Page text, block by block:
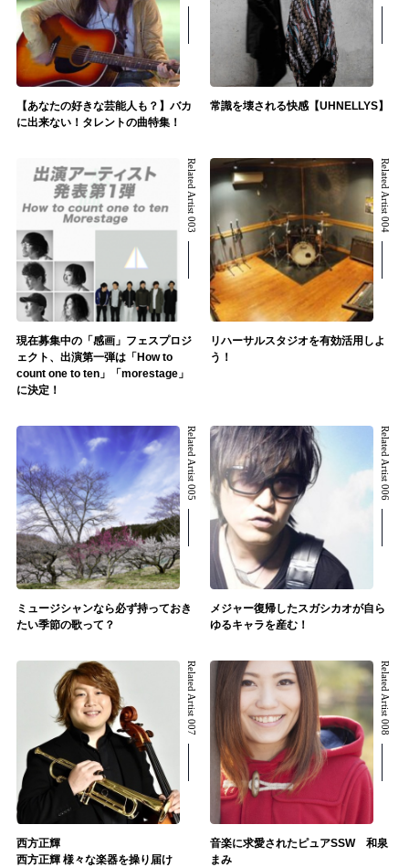
【あなたの好きな芸能人も？】バカ
に出来ない！タレントの曲特集！
常識を壊される快感【UHNELLYS】
Related Artist 003
現在募集中の「感画」フェスプロジ
ェクト、出演第一弾は「How to
count one to ten」「morestage」
に決定！
Related Artist 004
リハーサルスタジオを有効活用しよ
う！
Related Artist 005
ミュージシャンなら必ず持っておき
たい季節の歌って？
Related Artist 006
メジャー復帰したスガシカオが自ら
ゆるキャラを産む！
Related Artist 007
西方正輝
西方正輝 様々な楽器を操り届け
Related Artist 008
音楽に求愛されたピュアSSW 和泉
まみ